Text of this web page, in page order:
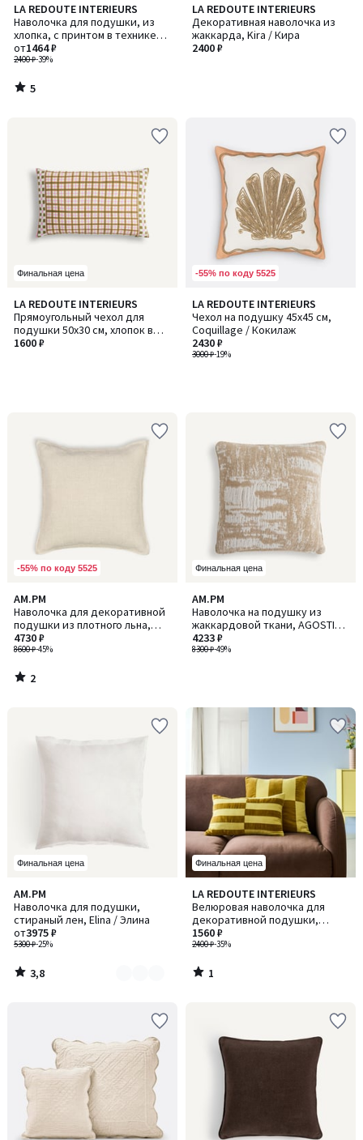
LA REDOUTE INTERIEURS
Наволочка для подушки, из
хлопка, с принтом в технике
блок-принт, SHANDIRA /
ШАНДИРА
2400 ₽-39%
от1464 ₽
5
/
5
5
/
LA REDOUTE INTERIEURS
Декоративная наволочка из
жаккарда, Kira / Кира
2400 ₽
Финальная цена
LA REDOUTE INTERIEURS
Прямоугольный чехол для
подушки 50x30 см, хлопок в
клетку, DELILA / ДЕЛИЛА
1600 ₽
-55% по коду 5525
LA REDOUTE INTERIEURS
Чехол на подушку 45x45 см,
Coquillage / Кокилаж
3000 ₽-19%
2430 ₽
-55% по коду 5525
AM.PM
Наволочка для декоративной
подушки из плотного льна,
Boreo / Борео
8600 ₽-45%
4730 ₽
2
/
5
2
/
Финальная цена
AM.PM
Наволочка на подушку из
жаккардовой ткани, AGOSTINA
/ АГОСТИНА
8300 ₽-49%
4233 ₽
Финальная цена
AM.PM
Наволочка для подушки,
стираный лен, Elina / Элина
5300 ₽-25%
от3975 ₽
3,8
/ 5
Количество
цветов:
4
3,8
/
Финальная цена
LA REDOUTE INTERIEURS
Велюровая наволочка для
декоративной подушки,
TABAKA / ТАБАКА
2400 ₽-35%
1560 ₽
1
/
5
1
/